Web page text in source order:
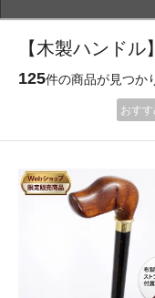
【木製ハンド
125件の商品が見つか
おす